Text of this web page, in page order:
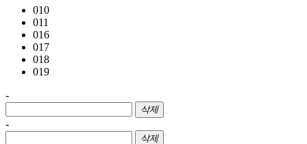
010
011
016
017
018
019
-
삭제
-
삭제